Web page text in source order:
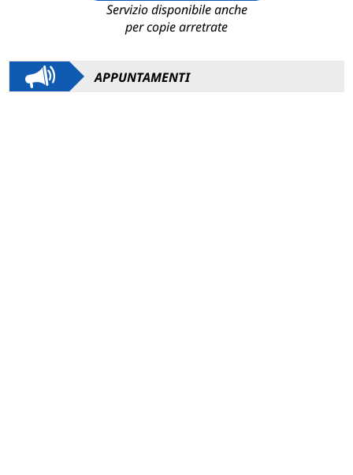
Servizio disponibile anche
per copie arretrate
APPUNTAMENTI